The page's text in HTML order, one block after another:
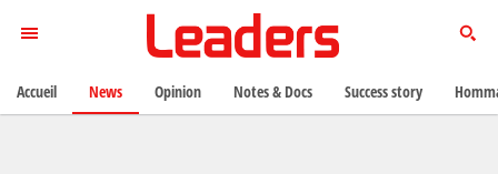
Accueil News Opinion Notes & Docs Success story